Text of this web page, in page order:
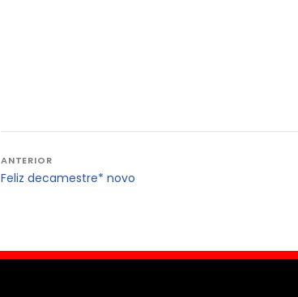
Navegação
de
ANTERIOR
Feliz decamestre* novo